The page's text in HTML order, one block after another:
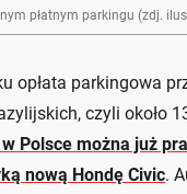
płatnym parkingu (zdj.
opłata parkingowa
czyli około
Polsce można już
nową Hondę Civic.